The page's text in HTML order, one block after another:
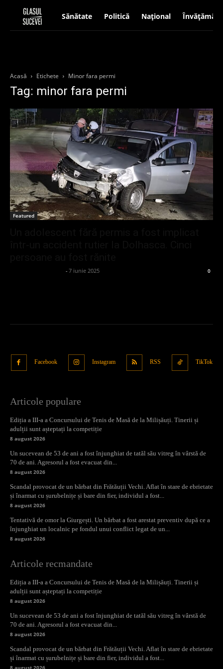
Sănătate Politică Național Învățământ
Acasă Etichete Minor fara permi
Tag: minor fara permi
Featured
- 7 iunie 2025 0
Facebook Instagram RSS TikTok
Articole populare
Ediția a III-a a Concursului de Tenis de Masă de la Milișăuți. Tinerii și
adulții sunt așteptați la competiție
8 august 2026
Un sucevean de 53 de ani a fost înjunghiat de tatăl său vitreg în vârstă de
70 de ani. Agresorul a fost evacuat din...
8 august 2026
Scandal provocat de un bărbat din Frătăuții Vechi. Aflat în stare de ebrietate
și înarmat cu șurubelnițe și bare din fier, individul a fost...
8 august 2026
Tentativă de omor la Giurgești. Un bărbat a fost arestat preventiv după ce a
înjunghiat un localnic pe fondul unui conflict legat de un...
8 august 2026
Articole recmandate
Ediția a III-a a Concursului de Tenis de Masă de la Milișăuți. Tinerii și
adulții sunt așteptați la competiție
8 august 2026
Un sucevean de 53 de ani a fost înjunghiat de tatăl său vitreg în vârstă de
70 de ani. Agresorul a fost evacuat din...
8 august 2026
Scandal provocat de un bărbat din Frătăuții Vechi. Aflat în stare de ebrietate
și înarmat cu șurubelnițe și bare din fier, individul a fost...
8 august 2026